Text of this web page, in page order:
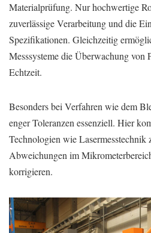
Materialprüfung. Nur hochwertige
zuverlässige Verarbeitung und die
Spezifikationen. Gleichzeitig
Messsysteme die Überwachung von
Echtzeit.
Besonders bei Verfahren wie dem
enger Toleranzen essenziell. Hier
Technologien wie Lasermesstechnik
Abweichungen im
korrigieren.